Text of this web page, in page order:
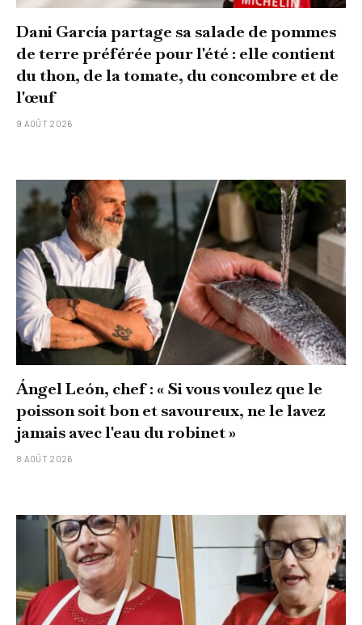
Dani García partage sa salade de pommes
de terre préférée pour l'été : elle contient
du thon, de la tomate, du concombre et de
l'œuf
9 AOÛT 2026
Ángel León, chef : « Si vous voulez que le
poisson soit bon et savoureux, ne le lavez
jamais avec l'eau du robinet »
8 AOÛT 2026